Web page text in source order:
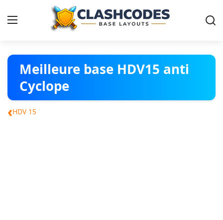
Plans Clash of Clans
Français
Meilleure base HDV15 anti
Cyclope
‹HDV 15